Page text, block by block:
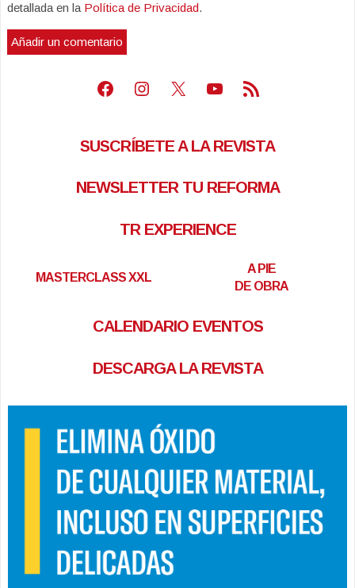
detallada en la Política de Privacidad.
Facebook
Instagram
X Youtube
Feed RSS
SUSCRÍBETE A LA REVISTA
NEWSLETTER TU REFORMA
TR EXPERIENCE
MASTERCLASS XXL
A PIE
DE OBRA
CALENDARIO EVENTOS
DESCARGA LA REVISTA